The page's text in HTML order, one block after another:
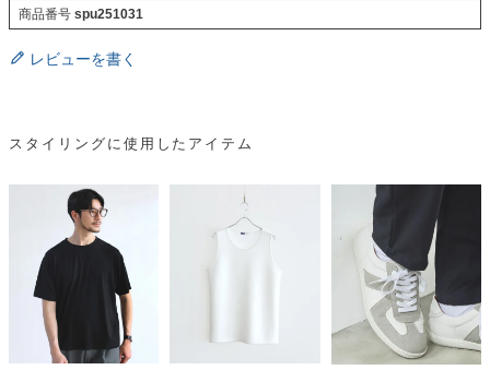
商品番号 spu251031
レビューを書く
スタイリングに使用したアイテム